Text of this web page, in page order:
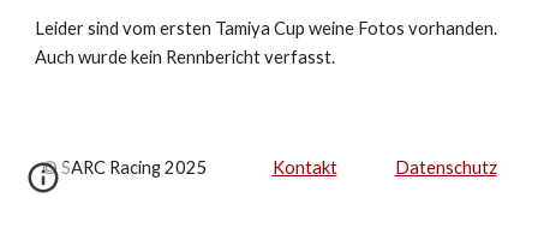
Leider sind vom ersten Tamiya Cup weine Fotos vorhanden.
Auch wurde kein Rennbericht verfasst.
© SARC Racing 2025 Kontakt Datenschutz